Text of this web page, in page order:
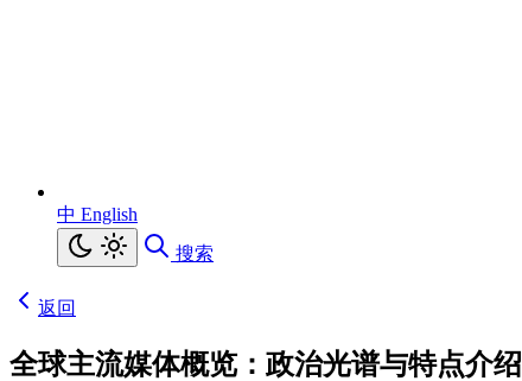
中 English
搜索
返回
全球主流媒体概览：政治光谱与特点介绍